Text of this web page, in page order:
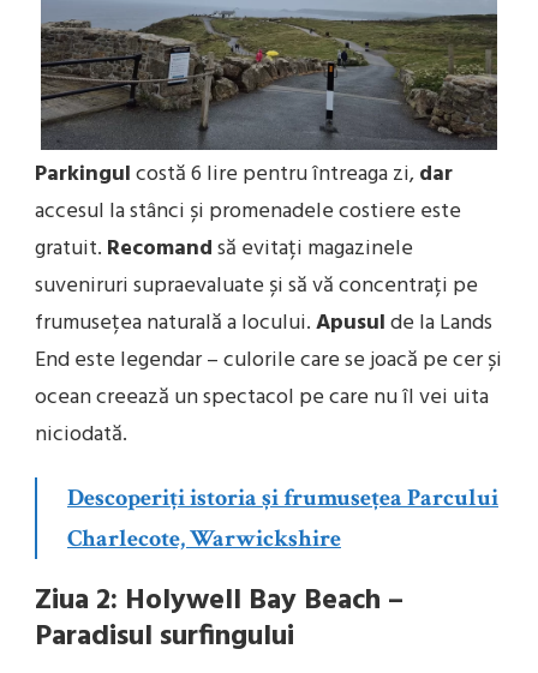
Parkingulcostă 6 lire pentru întreaga zi,dar
accesul la stânci și promenadele costiere este
gratuit. Recomandsă evitați magazinele
suveniruri supraevaluate și să vă concentrați pe
frumusețea naturală a locului.Apusulde la Lands
End este legendar – culorile care se joacă pe cer și
ocean creează un spectacol pe care nu îl vei uita
niciodată.
Descoperiți istoria și frumusețea Parcului
Charlecote, Warwickshire
Ziua 2: Holywell Bay Beach –
Paradisul surfingului